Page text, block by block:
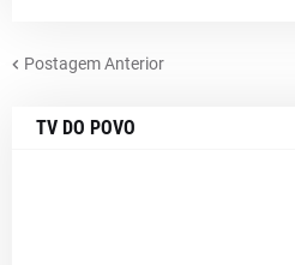
Postagem Anterior
TV DO POVO